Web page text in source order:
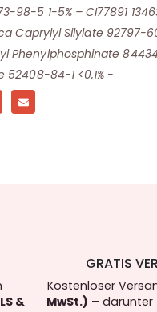
98-5 1-5% – CI77891
Caprylyl Silylate 92797-
Phenylphosphinate
52408-84-1 <0,1% -
&
GRATIS
Kostenloser
MwSt.) – darunter